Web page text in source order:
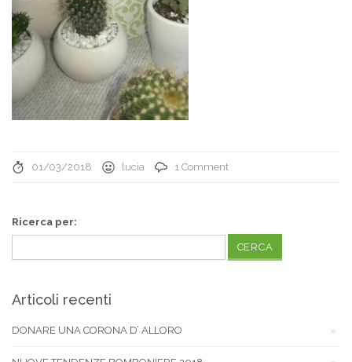
01/03/2018 lucia 1 Comment
Ricerca per:
Articoli recenti
DONARE UNA CORONA D’ ALLORO